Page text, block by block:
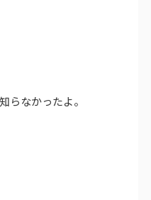
らなかったよ。